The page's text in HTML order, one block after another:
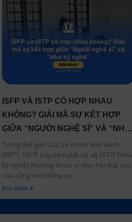
ISFP VÀ ISTP CÓ HỢP NHAU
KHÔNG? GIẢI MÃ SỰ KẾT HỢP
GIỮA “NGƯỜI NGHỆ SĨ” VÀ “NHÀ
KỸ NGHỆ”
Trong thế giới của 16 nhóm tính cách
MBTI, ISFP (người nghệ sĩ) và ISTP (Nhà
kỹ nghệ) thường được ví như hai thái cực
của cùng một đồng xu.
Đọc thêm ➤